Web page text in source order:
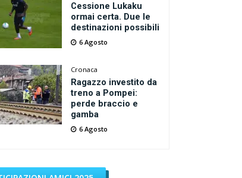
Cessione Lukaku
ormai certa. Due le
destinazioni possibili
6 Agosto
Cronaca
Ragazzo investito da
treno a Pompei:
perde braccio e
gamba
6 Agosto